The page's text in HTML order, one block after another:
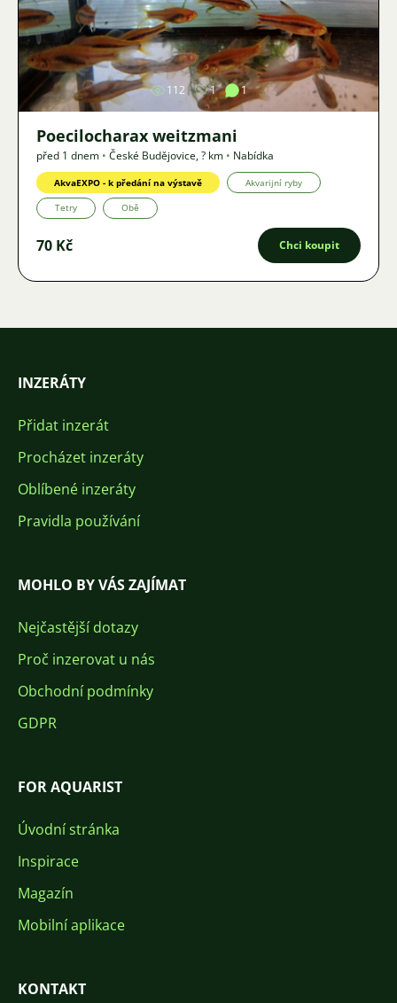
Obrázek
112 1 1
Poecilocharax weitzmani
před 1 dnem • České Budějovice,? km • Nabídka
AkvaEXPO - k předání na výstavě Akvarijní ryby
Tetry Obě
70 Kč Chci koupit
INZERÁTY
Přidat inzerát
Procházet inzeráty
Oblíbené inzeráty
Pravidla používání
MOHLO BY VÁS ZAJÍMAT
Nejčastější dotazy
Proč inzerovat u nás
Obchodní podmínky
GDPR
FOR AQUARIST
Úvodní stránka
Inspirace
Magazín
Mobilní aplikace
KONTAKT